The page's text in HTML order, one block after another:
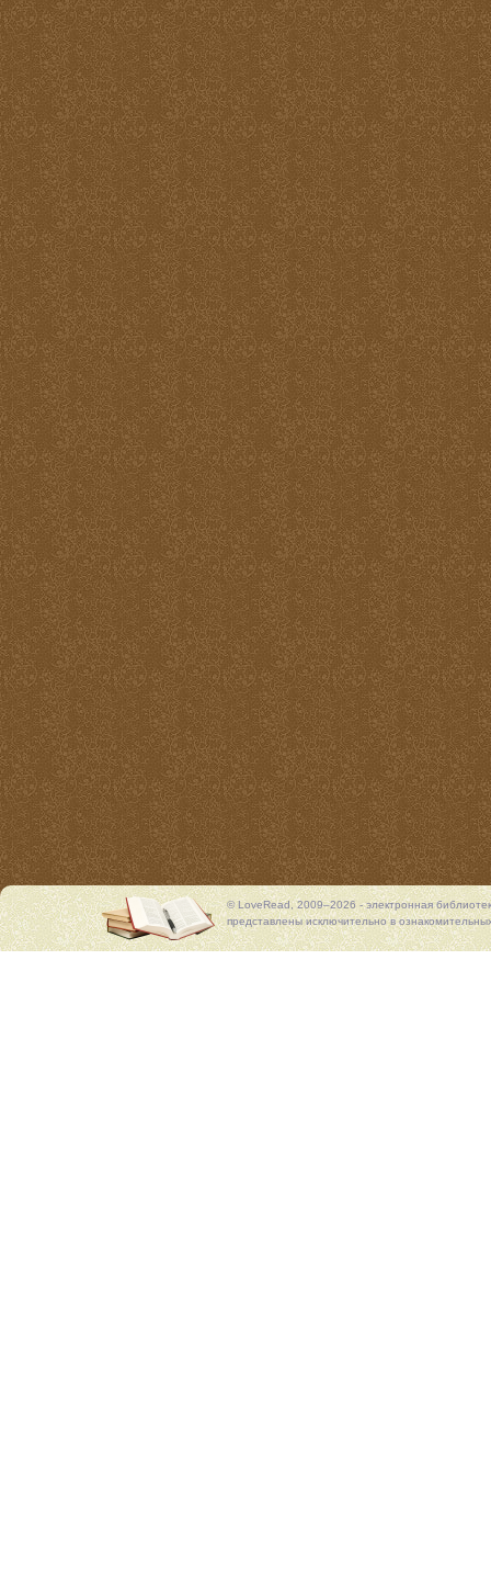
© LoveRead, 2009–2026 - электронная
представлены исключительно в